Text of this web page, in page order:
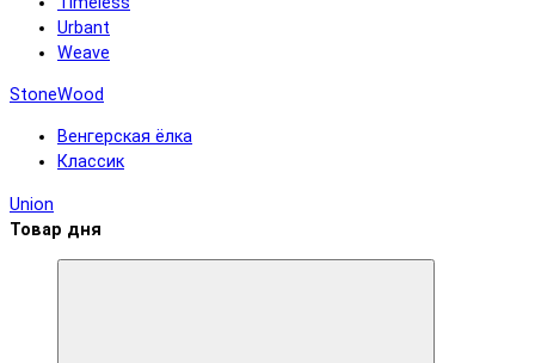
Urbant
Weave
StoneWood
Венгерская ёлка
Классик
Union
Товар дня